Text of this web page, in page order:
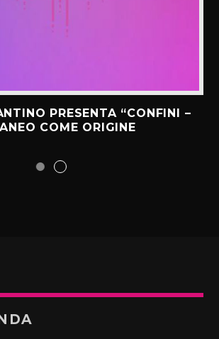
PRESENTA “CONFINI –
COME ORIGINE